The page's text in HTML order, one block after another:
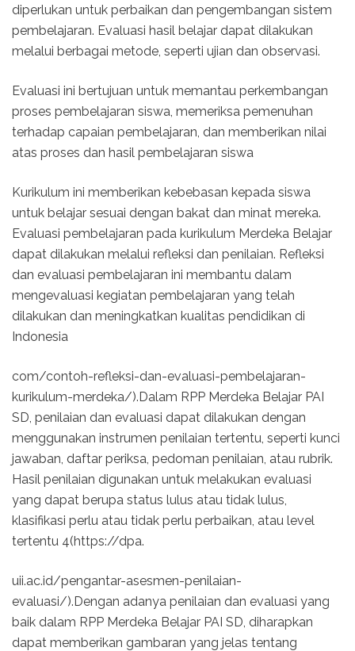
diperlukan untuk perbaikan dan pengembangan sistem
pembelajaran. Evaluasi hasil belajar dapat dilakukan
melalui berbagai metode, seperti ujian dan observasi.
Evaluasi ini bertujuan untuk memantau perkembangan
proses pembelajaran siswa, memeriksa pemenuhan
terhadap capaian pembelajaran, dan memberikan nilai
atas proses dan hasil pembelajaran siswa
Kurikulum ini memberikan kebebasan kepada siswa
untuk belajar sesuai dengan bakat dan minat mereka.
Evaluasi pembelajaran pada kurikulum Merdeka Belajar
dapat dilakukan melalui refleksi dan penilaian. Refleksi
dan evaluasi pembelajaran ini membantu dalam
mengevaluasi kegiatan pembelajaran yang telah
dilakukan dan meningkatkan kualitas pendidikan di
Indonesia
com/contoh-refleksi-dan-evaluasi-pembelajaran-
kurikulum-merdeka/).Dalam RPP Merdeka Belajar PAI
SD, penilaian dan evaluasi dapat dilakukan dengan
menggunakan instrumen penilaian tertentu, seperti kunci
jawaban, daftar periksa, pedoman penilaian, atau rubrik.
Hasil penilaian digunakan untuk melakukan evaluasi
yang dapat berupa status lulus atau tidak lulus,
klasifikasi perlu atau tidak perlu perbaikan, atau level
tertentu 4(https://dpa.
uii.ac.id/pengantar-asesmen-penilaian-
evaluasi/).Dengan adanya penilaian dan evaluasi yang
baik dalam RPP Merdeka Belajar PAI SD, diharapkan
dapat memberikan gambaran yang jelas tentang